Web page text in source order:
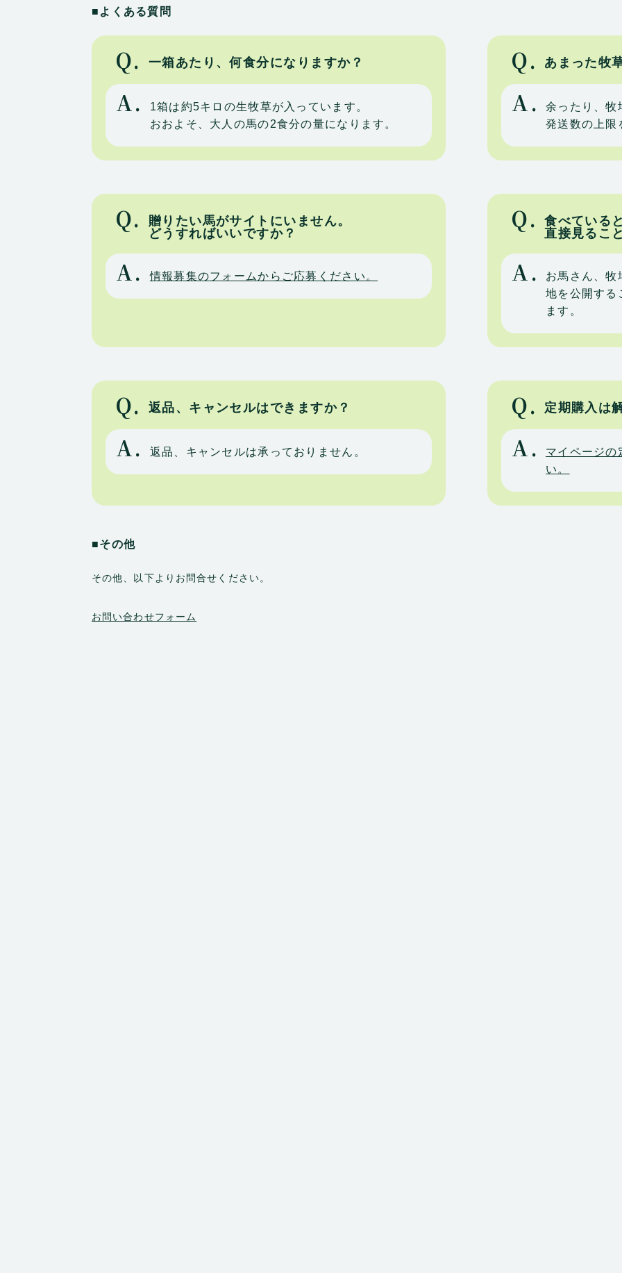
■よくある質問
Q. 一箱あたり、何食分になりますか？
A.
1箱は約5キロの生牧草が入っています。
おおよそ、大人の馬の2食分の量になります。
Q. あまった牧
A.
余ったり、牧
発送数の上限
Q.
贈りたい馬がサイトにいません。
どうすればいいですか？
A. 情報募集のフォームからご応募ください。
Q.
食べている
直接見るこ
A.
お馬さん、牧
地を公開する
ます。
Q. 返品、キャンセルはできますか？
A. 返品、キャンセルは承っておりません。
Q. 定期購入は
A.
マイページの
い。
■その他
その他、以下よりお問合せください。
お問い合わせフォーム